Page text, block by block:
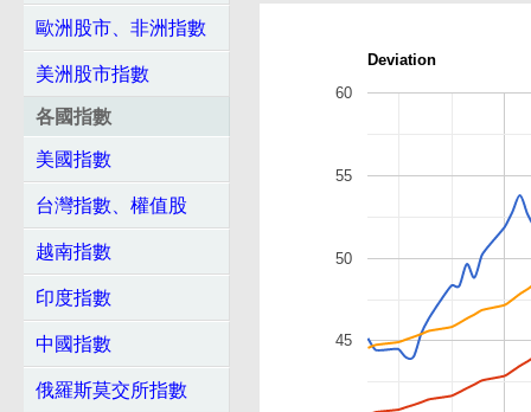
歐洲股市、非洲指數
美洲股市指數
各國指數
美國指數
台灣指數、權值股
越南指數
印度指數
中國指數
俄羅斯莫交所指數
Deviation
45
50
55
60